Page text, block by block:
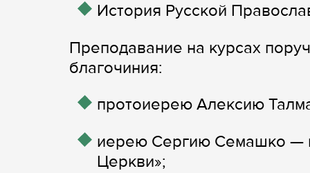
История Русской
Преподавание на курсах
благочиния:
протоиерею Алексию
иерею Сергию Семашко —
Церкви»;